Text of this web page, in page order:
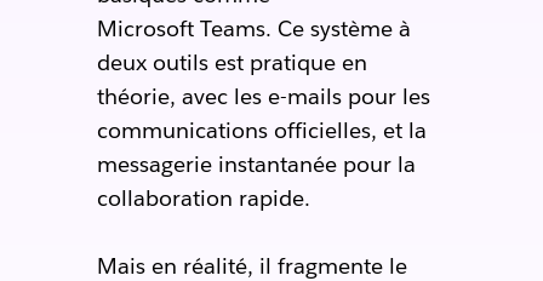
Microsoft Teams. Ce système à
deux outils est pratique en
théorie, avec les e-mails pour les
communications officielles, et la
messagerie instantanée pour la
collaboration rapide.
Mais en réalité, il fragmente le